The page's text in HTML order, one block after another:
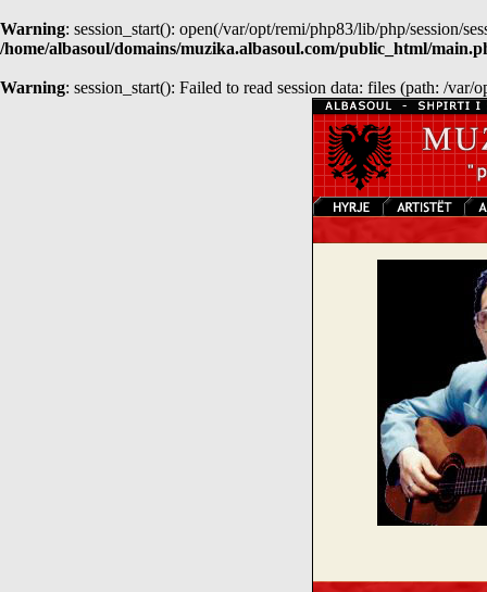
Warning: session_start(): open(/var/opt/remi/php83/lib/php/session/
/home/albasoul/domains/muzika.albasoul.com/public_html/
Warning: session_start(): Failed to read session data: files (path: /var/